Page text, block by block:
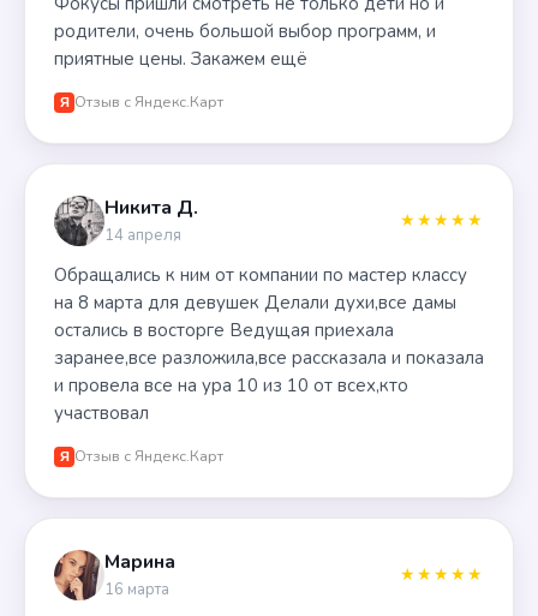
родители, очень большой выбор программ, и
приятные цены. Закажем ещё
Я Отзыв с Яндекс.Карт
Никита Д.
14 апреля
★★★★★
Обращались к ним от компании по мастер классу
на 8 марта для девушек Делали духи,все дамы
остались в восторге Ведущая приехала
заранее,все разложила,все рассказала и показала
и провела все на ура 10 из 10 от всех,кто
участвовал
Я Отзыв с Яндекс.Карт
Марина
16 марта
★★★★★